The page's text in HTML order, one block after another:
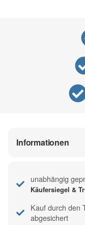
Informationen
unabhängig
Käufersiegel &
Kauf durch den
abgesichert